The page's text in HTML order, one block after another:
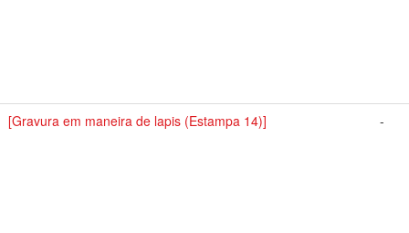
[Gravura em maneira de lapis (Estampa 14)] -